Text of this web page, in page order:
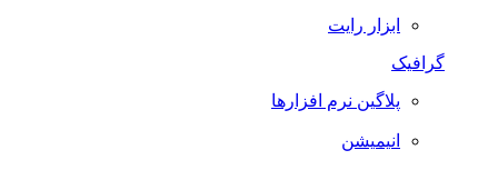
ابزار رایت
گرافیک
پلاگین نرم افزارها
انیمیشن